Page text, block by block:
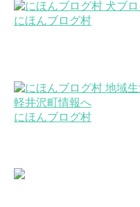
にほんブログ村
にほんブログ村